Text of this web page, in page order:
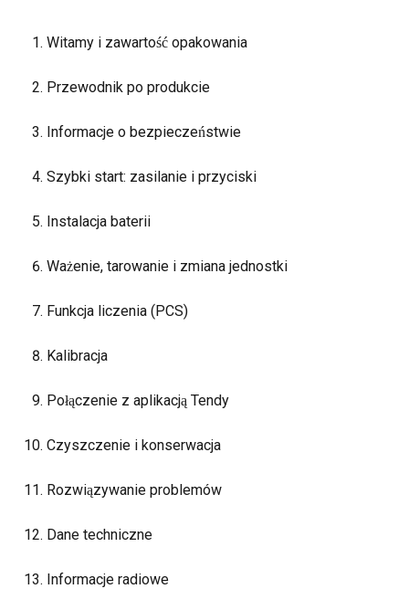
Witamy i zawartość opakowania
Przewodnik po produkcie
Informacje o bezpieczeństwie
Szybki start: zasilanie i przyciski
Instalacja baterii
Ważenie, tarowanie i zmiana jednostki
Funkcja liczenia (PCS)
Kalibracja
Połączenie z aplikacją Tendy
Czyszczenie i konserwacja
Rozwiązywanie problemów
Dane techniczne
Informacje radiowe